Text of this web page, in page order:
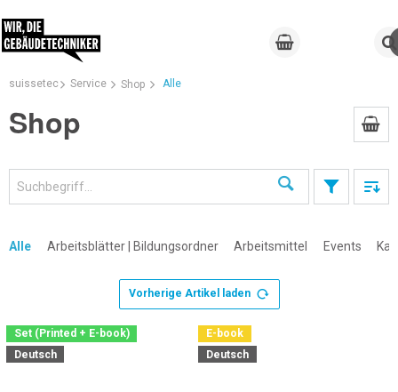
suissetec Service Shop Alle
Shop
Suchen
Alle Arbeitsblätter | Bildungsordner Arbeitsmittel Events
Vorherige Artikel laden
Set (Printed + E-book)
Deutsch
E-book
Deutsch